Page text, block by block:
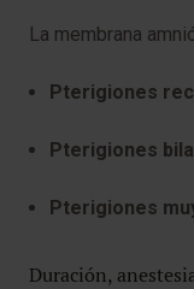
La membrana
Pterigiones
Pterigiones
Pterigiones
Duración,